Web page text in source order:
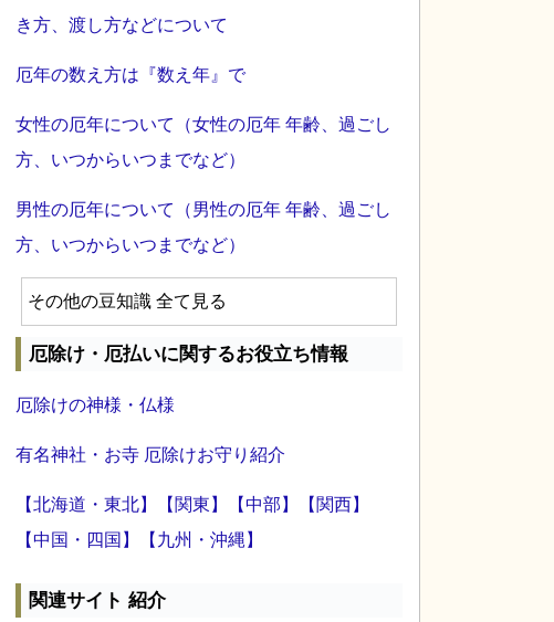
き方、渡し方などについて
厄年の数え方は『数え年』で
女性の厄年について（女性の厄年 年齢、過ごし
方、いつからいつまでなど）
男性の厄年について（男性の厄年 年齢、過ごし
方、いつからいつまでなど）
その他の豆知識 全て見る
厄除け・厄払いに関するお役立ち情報
厄除けの神様・仏様
有名神社・お寺 厄除けお守り紹介
【北海道・東北】 【関東】 【中部】
【関西】
【中国・四国】
【九州・沖縄】
関連サイト 紹介